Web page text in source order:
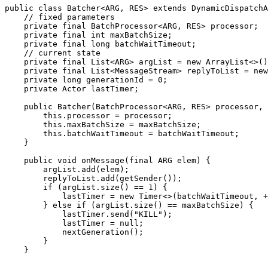
public class Batcher<ARG, RES> extends
    // fixed parameters
    private final BatchProcessor<ARG, RES> processor;
    private final int maxBatchSize;
    private final long batchWaitTimeout;
    // current state
private final List<ARG> argList = new
private final List<MessageStream> replyToList =
    private long generationId = 0;
    private Actor lastTimer;
public Batcher(BatchProcessor<ARG, RES>
        this.processor = processor;
        this.maxBatchSize = maxBatchSize;
        this.batchWaitTimeout = batchWaitTimeout;
    }
    public void onMessage(final ARG elem) {
        argList.add(elem);
        replyToList.add(getSender());
        if (argList.size() == 1) {
lastTimer = new Timer<>(batchWaitTimeout,
        } else if (argList.size() == maxBatchSize) {
            lastTimer.send("KILL");
            lastTimer = null;
            nextGeneration();
        }
    }